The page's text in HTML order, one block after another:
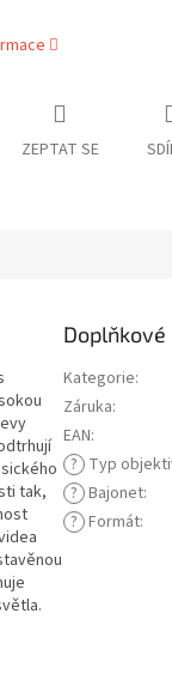
ZEPTAT SE
tak,
Kategorie:
Záruka:
EAN:
? Typ
? Bajonet:
? Formát: